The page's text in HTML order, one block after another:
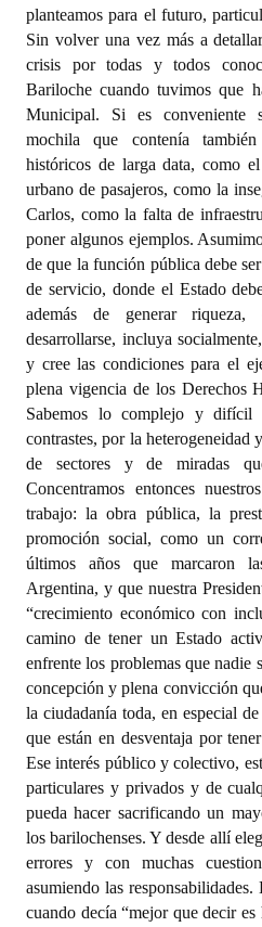
INSTITUCIONAL
Antiguos Pobladores
Noticias Destacadas
Registros y Distinciones
Datos Históricos
Premio al Mérito - Registro
Audiencias Públicas - Registro
Mujeres que Dejaron Huellas -
Periodistas Decanos - Registro
Ciudadano Ilustre - Registro
Banca del Vecino - Registro
Huéspedes de Honor - Registro
Antiguos Pobladores - Registro
Reconocimientos - Registro
Bariloche, Municipio intercultural
Entrega de distinciones
REFORMA DE LA CARTA
planteamos para el futuro,
Sin volver una vez más a
crisis por todas y todos
Bariloche cuando tuvimos que
Municipal. Si es conveniente
mochila que contenía
históricos de larga data, como
urbano de pasajeros, como la
Carlos, como la falta de
poner algunos ejemplos.
de que la función pública debe
de servicio, donde el Estado
además de generar riqueza,
desarrollarse, incluya
y cree las condiciones para el
plena vigencia de los Derechos
Sabemos lo complejo y
contrastes, por la heterogeneidad
de sectores y de miradas
Concentramos entonces
trabajo: la obra pública, la
promoción social, como un
últimos años que marcaron
Argentina, y que nuestra
“crecimiento económico con
camino de tener un Estado
enfrente los problemas que nadie
concepción y plena convicción
la ciudadanía toda, en especial
que están en desventaja por
Ese interés público y colectivo,
particulares y privados y de
pueda hacer sacrificando un
los barilochenses. Y desde allí
errores y con muchas
asumiendo las
cuando decía “mejor que decir